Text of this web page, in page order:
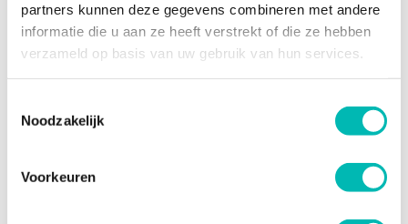
partners kunnen deze gegevens combineren met andere
informatie die u aan ze heeft verstrekt of die ze hebben
verzameld op basis van uw gebruik van hun services.
Noodzakelijk
Voorkeuren
Waarom liften bij extreme
hitte tijdelijk stilvallen
6 AUGUSTUS 2026